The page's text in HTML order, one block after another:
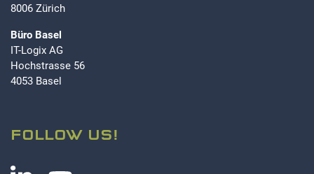
8006 Zürich
Büro Basel
IT-Logix AG
Hochstrasse 56
4053 Basel
FOLLOW US!